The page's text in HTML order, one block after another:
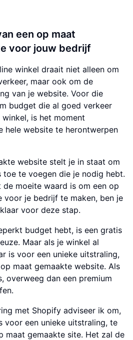
een op maat
voor jouw bedrijf
winkel draait niet alleen om
maar ook om de
van je website. Voor die
budget die al goed verkeer
winkel, is het moment
hele website te herontwerpen
website stelt je in staat om
toe te voegen die je nodig hebt.
moeite waard is om een op
voor je bedrijf te maken, ben je
voor deze stap.
budget hebt, is een gratis
Maar als je winkel al
is voor een unieke uitstraling,
maat gemaakte website. Als
overweeg dan een premium
met Shopify adviseer ik om,
voor een unieke uitstraling, te
maat gemaakte site. Het zal de